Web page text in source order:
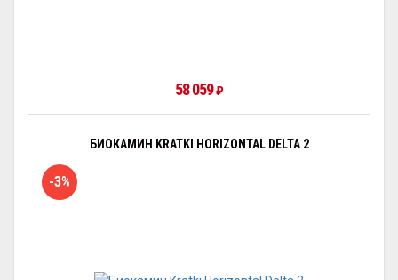
58 059₽
БИОКАМИН KRATKI HORIZONTAL DELTA 2
-3%